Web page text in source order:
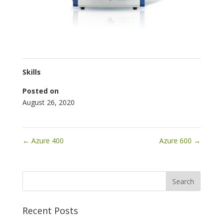
Skills
Posted on
August 26, 2020
← Azure 400 Azure 600 →
Recent Posts